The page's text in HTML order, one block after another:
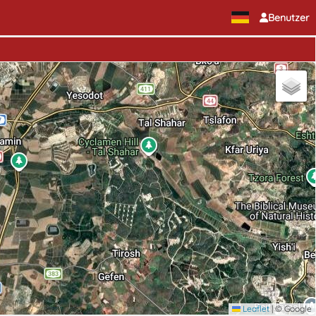
Benutzer
Leaflet |© Google